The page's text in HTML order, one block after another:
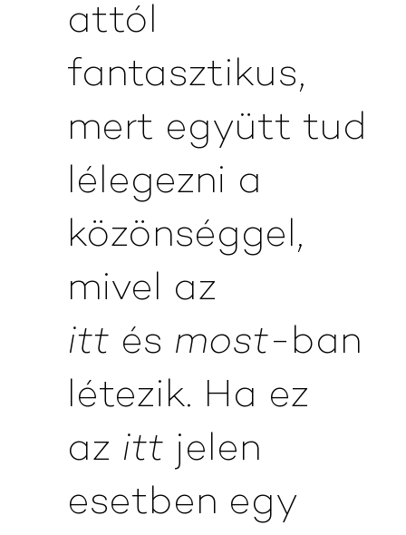
attól
fantasztikus,
mert együtt tud
lélegezni a
közönséggel,
mivel az
itt és most-ban
létezik. Ha ez
az itt jelen
esetben egy